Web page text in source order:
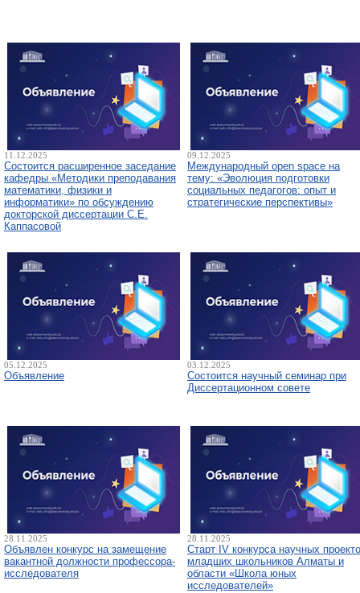
11.12.2025
Состоится расширенное заседание
кафедры «Методики преподавания
математики, физики и
информатики» по обсуждению
докторской диссертации С.Е.
Каппасовой
09.12.2025
Международный open space на
тему: «Эволюция подготовки
социальных педагогов: опыт и
стратегические перспективы»
05.12.2025
Объявление
03.12.2025
Состоится научный семинар при
Диссертационном совете
28.11.2025
Объявлен конкурс на замещение
вакантной должности профессора-
исследователя
28.11.2025
Старт IV конкурса научных
младших школьников Алматы и
области «Школа юных
исследователей»